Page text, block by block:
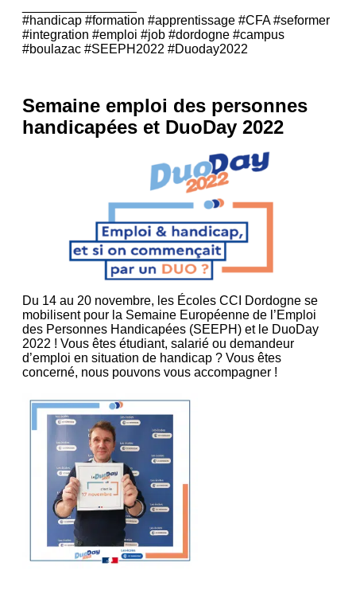
#handicap #formation #apprentissage #CFA #seformer
#integration #emploi #job #dordogne #campus
#boulazac #SEEPH2022 #Duoday2022
Semaine emploi des personnes
handicapées et DuoDay 2022
Du 14 au 20 novembre, les Écoles CCI Dordogne se
mobilisent pour la Semaine Européenne de l’Emploi
des Personnes Handicapées (SEEPH) et le DuoDay
2022 ! Vous êtes étudiant, salarié ou demandeur
d’emploi en situation de handicap ? Vous êtes
concerné, nous pouvons vous accompagner !